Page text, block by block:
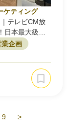
ケティング
テレビCM放
本最大級プ
ーケティング
企画
9 >